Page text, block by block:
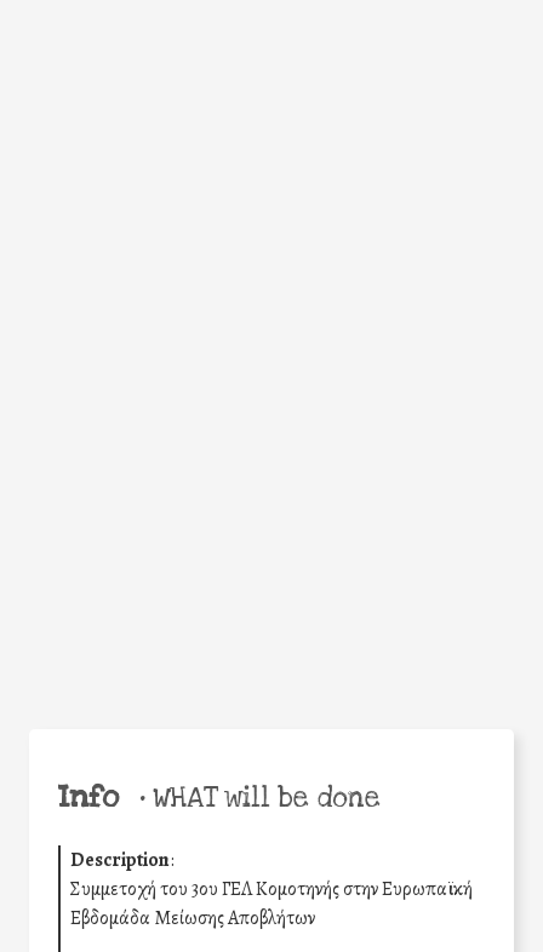
Info •WHAT will be done
Description:
Συμμετοχή του 3ου ΓΕΛ Κομοτηνής στην Ευρωπαϊκή
Εβδομάδα Μείωσης Αποβλήτων